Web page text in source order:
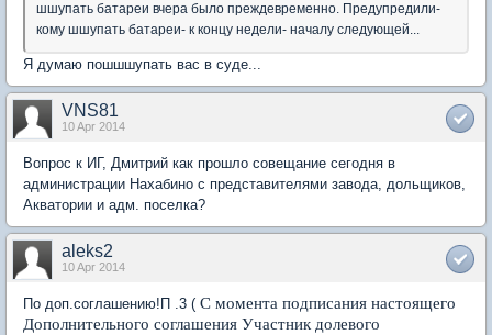
шшупать батареи вчера было преждевременно. Предупредили-
кому шшупать батареи- к концу недели- началу следующей...
Я думаю пошшшупать вас в суде...
VNS81
10 Apr 2014
Вопрос к ИГ, Дмитрий как прошло совещание сегодня в
администрации Нахабино с представителями завода, дольщиков,
Акватории и адм. поселка?
aleks2
10 Apr 2014
По доп.соглашению!П .3 ( С момента подписания настоящего
Дополнительного соглашения Участник долевого